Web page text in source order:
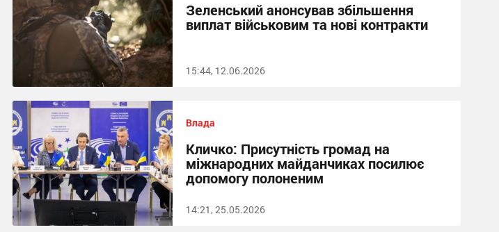
Зеленський анонсував збільшення
виплат військовим та нові контракти
15:44, 12.06.2026
Влада
Кличко: Присутність громад на
міжнародних майданчиках посилює
допомогу полоненим
14:21, 25.05.2026